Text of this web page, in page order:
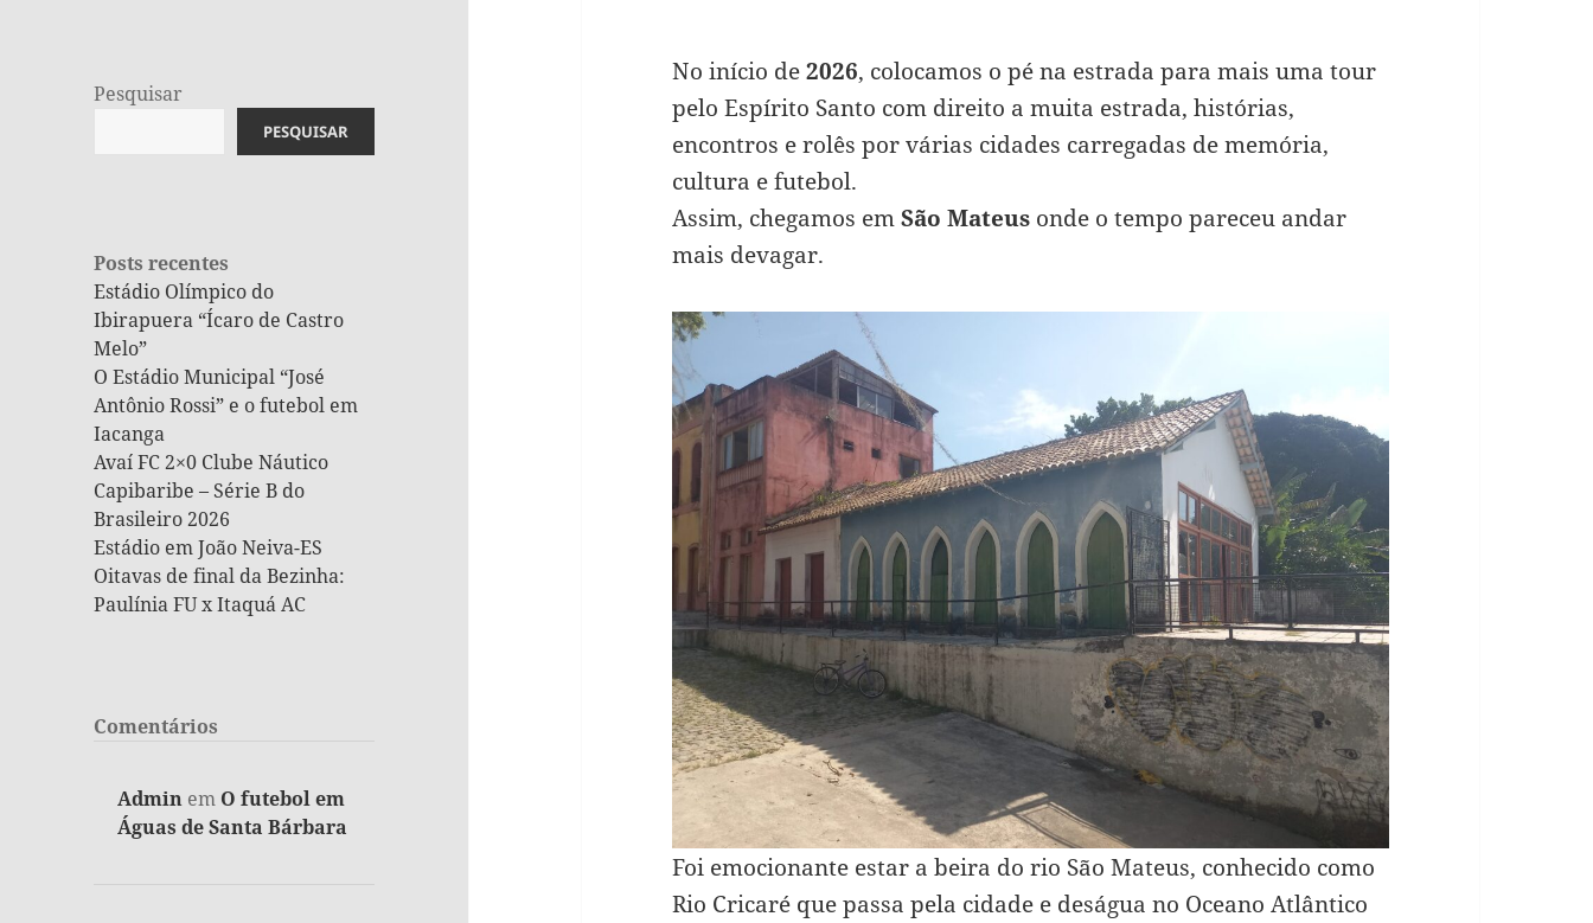
Pesquisar
PESQUISAR
Posts recentes
Estádio Olímpico do
Ibirapuera “Ícaro de Castro
Melo”
O Estádio Municipal “José
Antônio Rossi” e o futebol em
Iacanga
Avaí FC 2×0 Clube Náutico
Capibaribe – Série B do
Brasileiro 2026
Estádio em João Neiva-ES
Oitavas de final da Bezinha:
Paulínia FU x Itaquá AC
Comentários
Admin em O futebol em
Águas de Santa Bárbara
No início de2026, colocamos o pé na estrada para mais uma tour
pelo Espírito Santo com direito a muita estrada, histórias,
encontros e rolês por várias cidades carregadas de memória,
cultura e futebol.
Assim, chegamos emSão Mateusonde o tempo pareceu andar
mais devagar.
Foi emocionante estar a beira do rio São Mateus, conhecido como
Rio Cricaré que passa pela cidade e deságua no Oceano Atlântico